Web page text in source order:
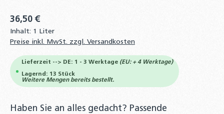
36,50 €
Inhalt: 1 Liter
Preise inkl. MwSt. zzgl. Versandkosten
Lieferzeit --> DE: 1 - 3 Werktage (EU: + 4 Werktage)
Lagernd: 13 Stück
Weitere Mengen bereits bestellt.
Haben Sie an alles gedacht? Passende